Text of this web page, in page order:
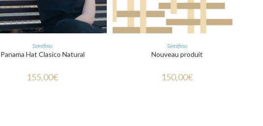
CHOIX DES OPTIONS
Semifino
Panama Hat Clasico Natural
155,00€
CHOIX DES OPTIONS
Semifino
Nouveau produit
150,00€